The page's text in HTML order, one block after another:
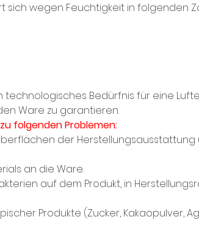
sich wegen Feuchtigkeit in folgenden
Bedürfnis für eine
Ware zu garantieren.
folgenden Problemen:
Oberflächen der Herstellungsausstattung
an die Ware.
Bakterien auf dem Produkt, in
Produkte (Zucker, Kakaopulver,